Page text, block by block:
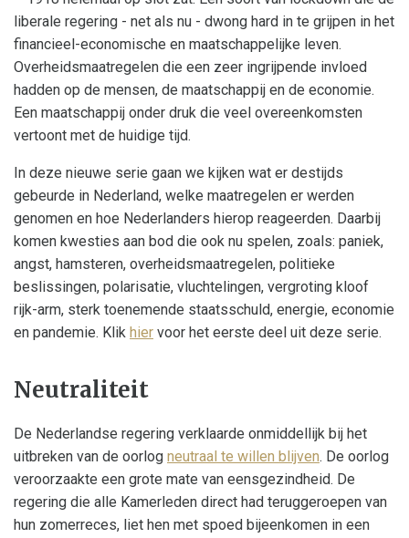
liberale regering - net als nu - dwong hard in te grijpen in het
financieel-economische en maatschappelijke leven.
Overheidsmaatregelen die een zeer ingrijpende invloed
hadden op de mensen, de maatschappij en de economie.
Een maatschappij onder druk die veel overeenkomsten
vertoont met de huidige tijd.
In deze nieuwe serie gaan we kijken wat er destijds
gebeurde in Nederland, welke maatregelen er werden
genomen en hoe Nederlanders hierop reageerden. Daarbij
komen kwesties aan bod die ook nu spelen, zoals: paniek,
angst, hamsteren, overheidsmaatregelen, politieke
beslissingen, polarisatie, vluchtelingen, vergroting kloof
rijk-arm, sterk toenemende staatsschuld, energie, economie
en pandemie. Klik hier voor het eerste deel uit deze serie.
Neutraliteit
De Nederlandse regering verklaarde onmiddellijk bij het
uitbreken van de oorlog neutraal te willen blijven. De oorlog
veroorzaakte een grote mate van eensgezindheid. De
regering die alle Kamerleden direct had teruggeroepen van
hun zomerreces, liet hen met spoed bijeenkomen in een